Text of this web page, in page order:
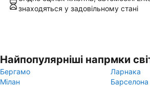
знаходяться у задовільному стані
Найпопулярніші напрмки
Бергамо
Ларнака
Мілан
Барселона